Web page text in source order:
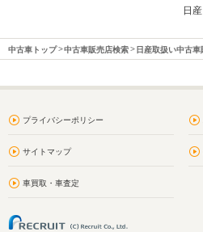
日
中古車トップ 中古車販売店検索 日産取扱い中古車
プライバシーポリシー
サイトマップ
車買取・車査定